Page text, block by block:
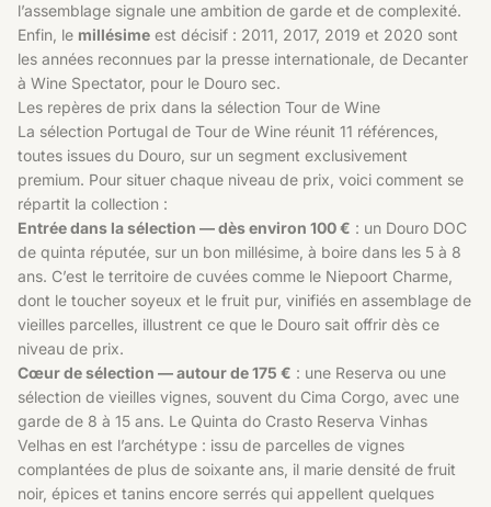
l’assemblage signale une ambition de garde et de complexité.
Enfin, le millésime est décisif : 2011, 2017, 2019 et 2020 sont
les années reconnues par la presse internationale, de Decanter
à Wine Spectator, pour le Douro sec.
Les repères de prix dans la sélection Tour de Wine
La sélection Portugal de Tour de Wine réunit 11 références,
toutes issues du Douro, sur un segment exclusivement
premium. Pour situer chaque niveau de prix, voici comment se
répartit la collection :
Entrée dans la sélection — dès environ 100 € : un Douro DOC
de quinta réputée, sur un bon millésime, à boire dans les 5 à 8
ans. C’est le territoire de cuvées comme le Niepoort Charme,
dont le toucher soyeux et le fruit pur, vinifiés en assemblage de
vieilles parcelles, illustrent ce que le Douro sait offrir dès ce
niveau de prix.
Cœur de sélection — autour de 175 € : une Reserva ou une
sélection de vieilles vignes, souvent du Cima Corgo, avec une
garde de 8 à 15 ans. Le Quinta do Crasto Reserva Vinhas
Velhas en est l’archétype : issu de parcelles de vignes
complantées de plus de soixante ans, il marie densité de fruit
noir, épices et tanins encore serrés qui appellent quelques